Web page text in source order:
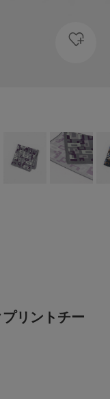
リントチー